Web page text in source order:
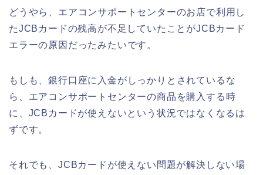
どうやら、エアコンサポートセンターのお店で利用し
たJCBカードの残高が不足していたことがJCBカード
エラーの原因だったみたいです。
もしも、銀行口座に入金がしっかりとされているな
ら、エアコンサポートセンターの商品を購入する時
に、JCBカードが使えないという状況ではなくなるは
ずです。
それでも、JCBカードが使えない問題が解決しない場